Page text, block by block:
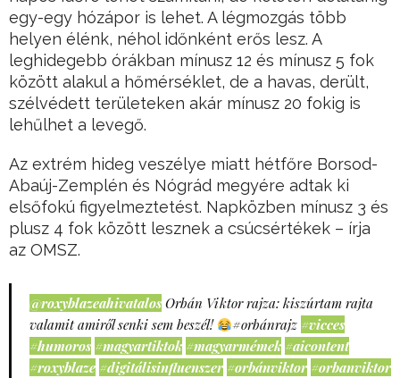
egy-egy hózápor is lehet. A légmozgás több
helyen élénk, néhol időnként erős lesz. A
leghidegebb órákban mínusz 12 és mínusz 5 fok
között alakul a hőmérséklet, de a havas, derült,
szélvédett területeken akár mínusz 20 fokig is
lehűlhet a levegő.
Az extrém hideg veszélye miatt hétfőre Borsod-
Abaúj-Zemplén és Nógrád megyére adtak ki
elsőfokú figyelmeztetést. Napközben mínusz 3 és
plusz 4 fok között lesznek a csúcsértékek – írja
az OMSZ.
@roxyblazeahivatalos Orbán Viktor rajza: kiszúrtam rajta
valamit amiről senki sem beszél!
#orbánrajz #vicces
#humoros #magyartiktok #magyarmémek #aicontent
#roxyblaze #digitálisinfluenszer #orbánviktor #orbanviktor